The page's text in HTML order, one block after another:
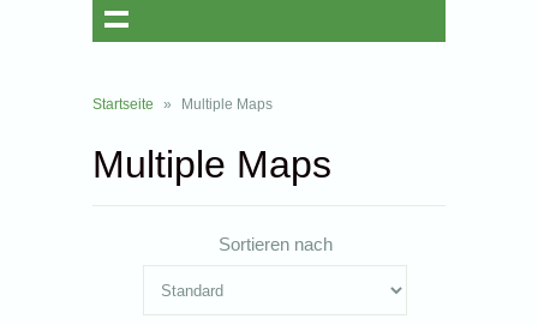
Startseite » Multiple Maps
Multiple Maps
Sortieren nach